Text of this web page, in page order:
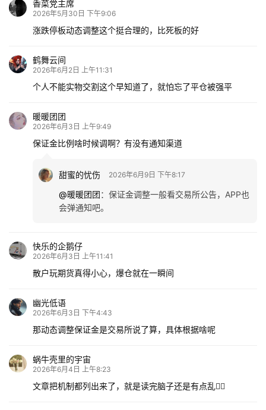
香菜党主席
2026年5月30日 下午9:06
涨跌停板动态调整这个挺合理的，比死板的好
鹤舞云间
2026年6月2日 上午11:31
个人不能实物交割这个早知道了，就怕忘了平仓被强平
暖暖团团
2026年6月3日 上午9:49
保证金比例啥时候调啊？有没有通知渠道
甜蜜的忧伤 2026年6月9日 下午8:17
@暖暖团团： 保证金调整一般看交易所公告，APP也
会弹通知吧。
快乐的企鹅仔
2026年6月3日 上午11:41
散户玩期货真得小心，爆仓就在一瞬间
幽光低语
2026年6月3日 下午4:43
那动态调整保证金是交易所说了算，具体根据啥呢
蜗牛壳里的宇宙
2026年6月4日 上午8:23
文章把机制都列出来了，就是读完脑子还是有点乱😵‍💫